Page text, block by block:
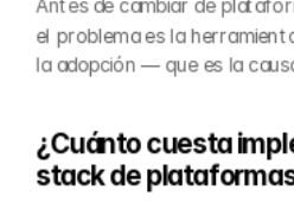
Antes de cambiar de
el problema es la
la adopción — que es la
¿Cuánto cuesta
stack de